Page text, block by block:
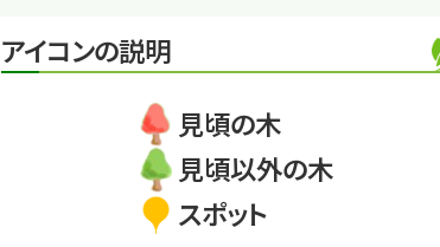
アイコンの説明
見頃の木
見頃以外の木
スポット